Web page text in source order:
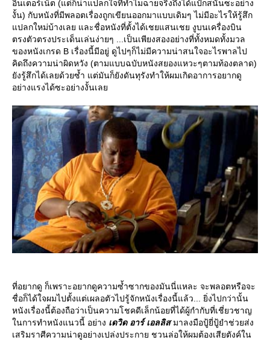
อินเตอร์เน็ต (แต่ก็น่าแปลกใจที่ทำไมฉายจริงถึงได้แป้กสนั่นซะอย่าง
งั้น) กับหนังที่มีพลอตเรื่องถูกเขียนออกมาแบบเดิมๆ ไม่มีอะไรให้รู้สึก
ปลกใหม่บ้างเลย และชื่อหนังที่ตั้งได้เชยแสนเชย งูบนเครื่องบิน
ตรงตัวตรงประเด็นเล่นง่ายๆ ...เป็นเพียงสองอย่างที่ทั้งหมดทั้งมวล
ของหนังเกรด B เรื่องนี้มีอยู่ ดูไปๆก็ไม่มีความน่าสนใจอะไรพาลไป
คิดถึงความน่าผิดหวัง (ตามแบบฉบับหนังสยองแหวะๆตามท้องตลาด)
ังรู้สึกได้เลยด้วยซ้ำ แต่มันก็ยังดันทุรังทำให้ผมเกิดอาการอยากดู
อย่างแรงได้ซะอย่างงั้นเล
ที่อยากดู ก็เพราะอยากดูความซ้ำซากของมันนี่แหละ จะพลอตหรือจะ
ชื่อก็ได้ใจผมไปตั้งแต่เผลอตัวไปรู้จักหนังเรื่องนี้แล้ว... ยิ่งไปกว่านั้น
หนังเรื่องนี้ต้องถือว่าเป็นความโชคดีเล็กน้อยที่ได้ผู้กำกับที่เชี่ยวชาญ
นการทำหนังแนวนี้ อย่าง เดวิด อาร์ เอลลิสมาลงมือปู้ยี่ปู้ยำช่วยส่ง
เสริมราศีความน่าดูอย่างเปล่งประกาย ชวนล่อให้ผมต้องเสียตังค์ใน